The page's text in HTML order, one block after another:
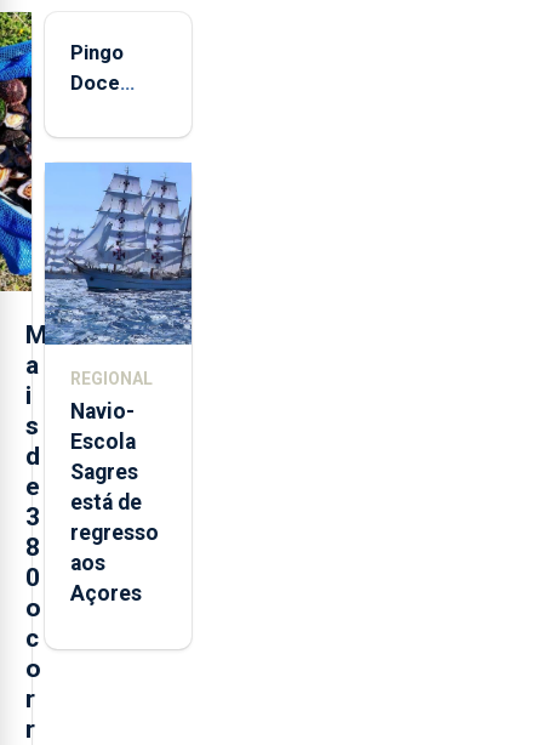
M
a
i
s
d
e
3
8
0
o
c
o
r
r
Pingo
Doce
quinta-
feira nova
loja em
São
Sebastião
e cria 30
postos de
REGIONAL
Navio-
Escola
Sagres
está de
regresso
aos
Açores